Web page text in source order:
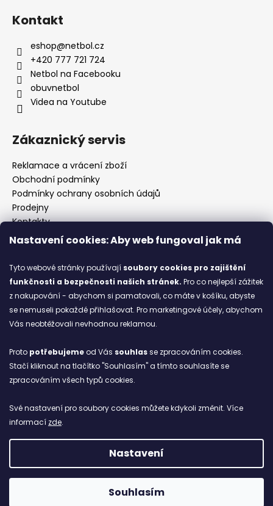
Nastavení cookies: Aby web fungoval jak má
Tyto webové stránky používají soubory cookies pro zajištění
funkčnosti a bezpečnosti našich stránek. Pro co nejlepší zážitek
z nakupování - abychom si pamatovali, co máte v košíku, abyste
se nemuseli pokaždé přihlašovat. Pro marketingové účely, abychom
Vás neobtěžovali nevhodnou reklamou.
Proto potřebujemeod Vás souhlasse zpracováním cookies.
Stačí kliknout na tlačítko "Souhlasím" a tímto souhlasíte se
zpracováním všech typů cookies.
Své nastavení pro soubory cookies můžete kdykoli změnit. Více
informací zde.
Nastavení
Souhlasím
Kontakt
eshop@netbol.cz
+420 777 721 724
Netbol na Facebooku
obuvnetbol
Videa na Youtube
Zákaznický servis
Reklamace a vrácení zboží
Obchodní podmínky
Podmínky ochrany osobních údajů
Prodejny
Kontakty
Značky
Blog
Ze starých bot staronové
6.2.2026
ARCHIV
Facebook
NETBOL
Copyright 2026NETBOL. Všechna práva vyhrazena.